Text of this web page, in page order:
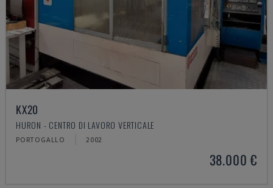
KX20
HURON - CENTRO DI LAVORO VERTICALE
PORTOGALLO 2002
38.000 €